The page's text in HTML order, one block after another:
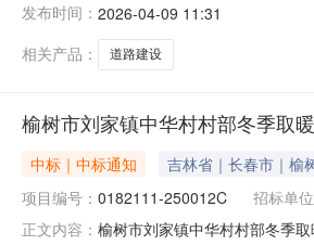
设项目新修道路5594米
政府初审：杨圣
发布时间： 2026-04-09 11:31
相关产品：
道路建设
榆树市刘家镇中华村村部冬季取
中标｜中标通知 吉林省｜长春市｜榆
项目编号： 0182111-250012C 招标单位
正文内容： 榆树市刘家镇中华村村部冬季